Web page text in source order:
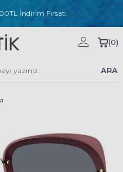
İndirim Fırsatı
ARA
(0)